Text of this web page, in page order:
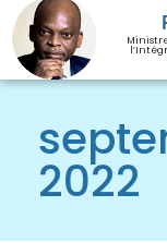
2022